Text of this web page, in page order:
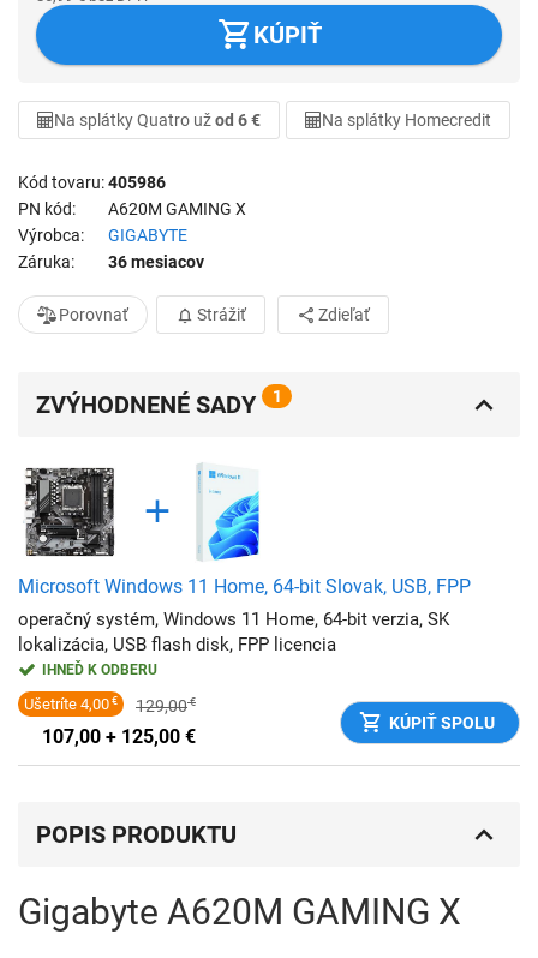
KÚPIŤ
Na splátky Quatro užod 6 € Na splátky Homecredit
Kód tovaru 405986
PN kód
A620M GAMING X
Výrobca
GIGABYTE
Záruka
36 mesiacov
Porovnať Strážiť Zdieľať
ZVÝHODNENÉ SADY 1
IHNEĎ K ODBERU
Microsoft Windows 11 Home, 64-bit Slovak, USB, FPP
operačný systém, Windows 11 Home, 64-bit verzia, SK
lokalizácia, USB flash disk, FPP licencia
Ušetríte 4,00 € 129,00€
107,00 + 125,00 €
KÚPIŤ SPOLU
POPIS PRODUKTU
Gigabyte A620M GAMING X